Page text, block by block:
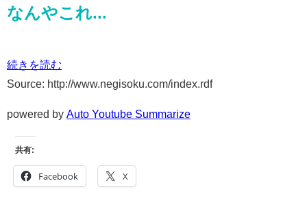
なんやこれ...
続きを読む
Source: http://www.negisoku.com/index.rdf
powered by Auto Youtube Summarize
共有:
Facebook X